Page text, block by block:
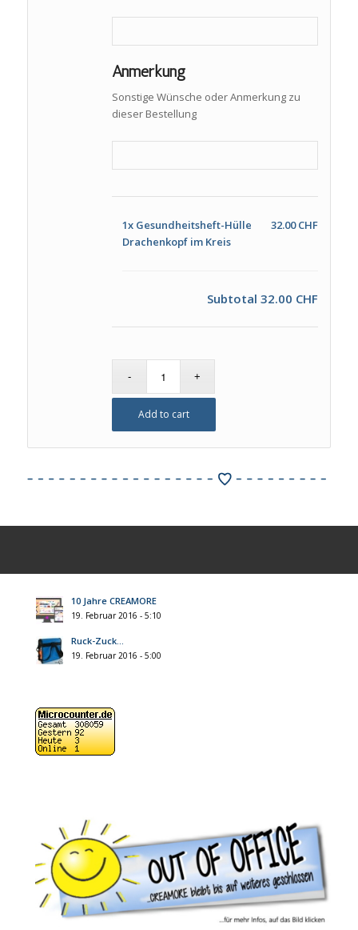
Anmerkung
Sonstige Wünsche oder Anmerkung zu
dieser Bestellung
1x Gesundheitsheft-Hülle
Drachenkopf im Kreis
32.00 CHF
Subtotal32.00 CHF
Add to cart
10 Jahre CREAMORE
19. Februar 2016 - 5:10
Ruck-Zuck…
19. Februar 2016 - 5:00